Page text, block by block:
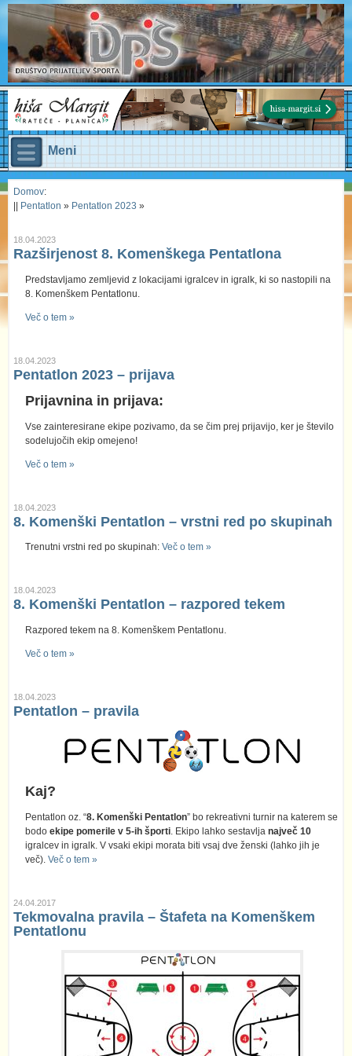
Meni
Domov:
Pentatlon » Pentatlon 2023 »
18.04.2023
Razširjenost 8. Komenškega Pentatlona
Predstavljamo zemljevid z lokacijami igralcev in igralk, ki so nastopili na
8. Komenškem Pentatlonu.
Več o tem »
18.04.2023
Pentatlon 2023 – prijava
Prijavnina in prijava:
Vse zainteresirane ekipe pozivamo, da se čim prej prijavijo, ker je število
sodelujočih ekip omejeno!
Več o tem »
18.04.2023
8. Komenški Pentatlon – vrstni red po skupinah
Trenutni vrstni red po skupinah: Več o tem »
18.04.2023
8. Komenški Pentatlon – razpored tekem
Razpored tekem na 8. Komenškem Pentatlonu.
Več o tem »
18.04.2023
Pentatlon – pravila
Kaj?
Pentatlon oz. “8. Komenški Pentatlon” bo rekreativni turnir na katerem se
bodo ekipe pomerile v 5-ih športi. Ekipo lahko sestavlja največ 10
igralcev in igralk. V vsaki ekipi morata biti vsaj dve ženski (lahko jih je
več). Več o tem »
24.04.2017
Tekmovalna pravila – Štafeta na Komenškem
Pentatlonu